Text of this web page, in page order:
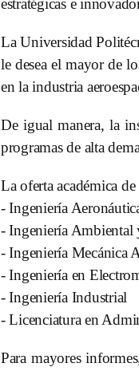
estratégicas e
La Universidad
le desea el mayor de
en la industria
De igual manera, la
programas de alta
La oferta académica
- Ingeniería
- Ingeniería Ambiental
- Ingeniería Mecánica
- Ingeniería en
- Ingeniería Industrial
- Licenciatura en
Para mayores